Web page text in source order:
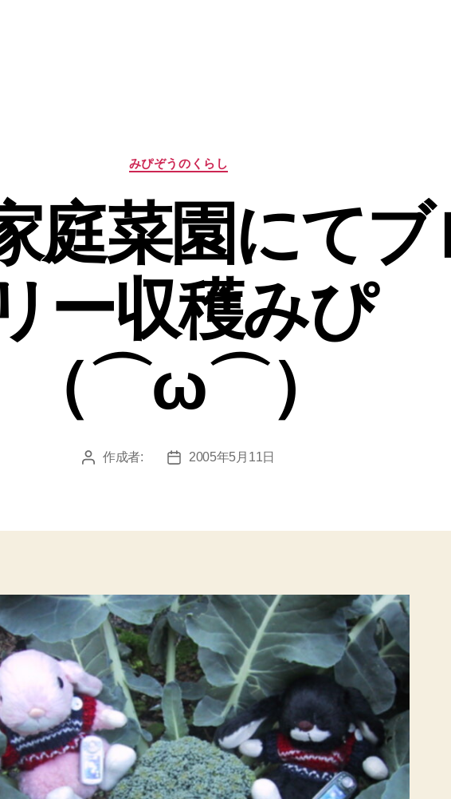
カ
テ
リ
ー
みぴぞうのくらし
菜園にてブ
ー収穫みぴ
（⌒ω⌒）
投 作成者:
投
2005年5月11日